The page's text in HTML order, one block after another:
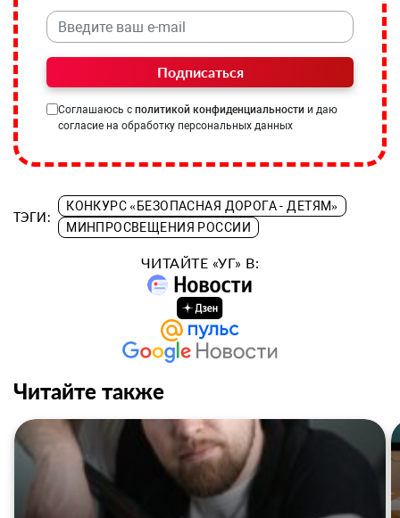
Подписаться
Соглашаюсь с политикой конфиденциальности и даю
согласие на обработку персональных данных
ТЭГИ:
КОНКУРС «БЕЗОПАСНАЯ ДОРОГА - ДЕТЯМ»
МИНПРОСВЕЩЕНИЯ РОССИИ
ЧИТАЙТЕ «УГ» В:
Читайте также